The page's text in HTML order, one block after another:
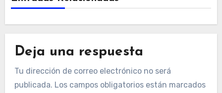
Deja una respuesta
Tu dirección de correo electrónico no será
publicada. Los campos obligatorios están marcados